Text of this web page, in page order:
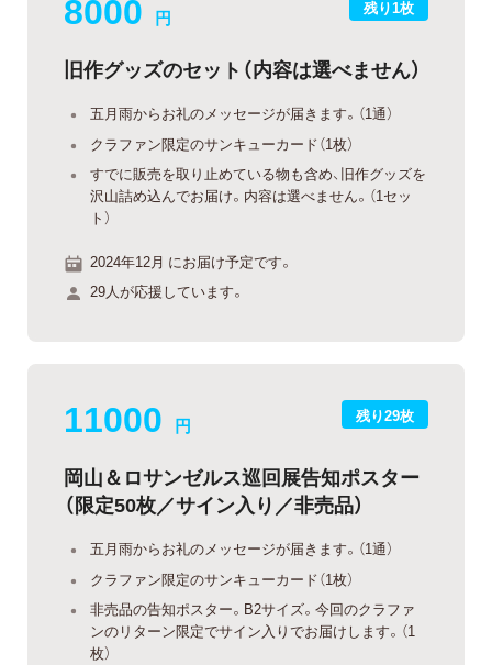
残り1枚
円
旧作グッズのセット（内容は選べません）
五月雨からお礼のメッセージが届きます。（1通）
クラファン限定のサンキューカード（1枚）
すでに販売を取り止めている物も含め、旧作グッズを
沢山詰め込んでお届け。内容は選べません。（1セッ
ト）
2024年12月 にお届け予定です。
29人が応援しています。
残り29枚
11000 円
岡山＆ロサンゼルス巡回展告知ポスター
（限定50枚／サイン入り／非売品）
五月雨からお礼のメッセージが届きます。（1通）
クラファン限定のサンキューカード（1枚）
非売品の告知ポスター。B2サイズ。今回のクラファ
ンのリターン限定でサイン入りでお届けします。（1
枚）